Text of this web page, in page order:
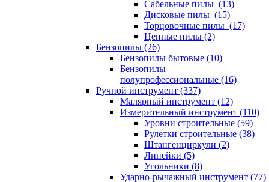
Сабельные пилы (13)
Дисковые пилы (15)
Торцовочные пилы (17)
Цепные пилы (2)
Бензопилы (26)
Бензопилы бытовые (10)
Бензопилы
полупрофессиональные (16)
Ручной инструмент (337)
Малярный инструмент (12)
Измерительный инструмент (110)
Уровни строительные (59)
Рулетки строительные (38)
Штангенциркули (2)
Линейки (5)
Угольники (8)
Ударно-рычажный инструмент (77)